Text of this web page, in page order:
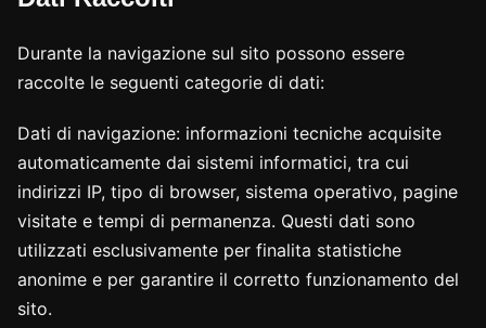
Durante la navigazione sul sito possono essere
raccolte le seguenti categorie di dati:
Dati di navigazione: informazioni tecniche acquisite
automaticamente dai sistemi informatici, tra cui
indirizzi IP, tipo di browser, sistema operativo, pagine
visitate e tempi di permanenza. Questi dati sono
utilizzati esclusivamente per finalita statistiche
anonime e per garantire il corretto funzionamento del
sito.